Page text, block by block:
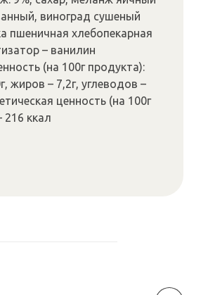
виноград сушеный
пшеничная хлебопекарная
– ванилин
(на 100г продукта):
жиров – 7,2г, углеводов –
ценность (на 100г
216 ккал